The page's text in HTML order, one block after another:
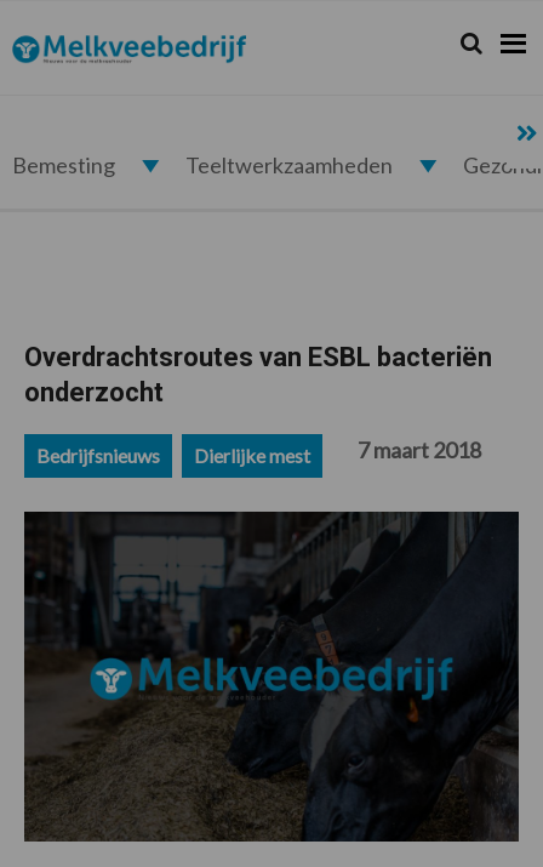
de
hoofdnavigatie
de
hoofd
de
eerste
de
voettekst
Melkveebedrijf.nl Zoeken...
Zoek
Bemesting Teeltwerkzaamheden
Overdrachtsroutes van ESBL bacteriën
onderzocht
Bedrijfsnieuws Dierlijke mest 7 maart 2018